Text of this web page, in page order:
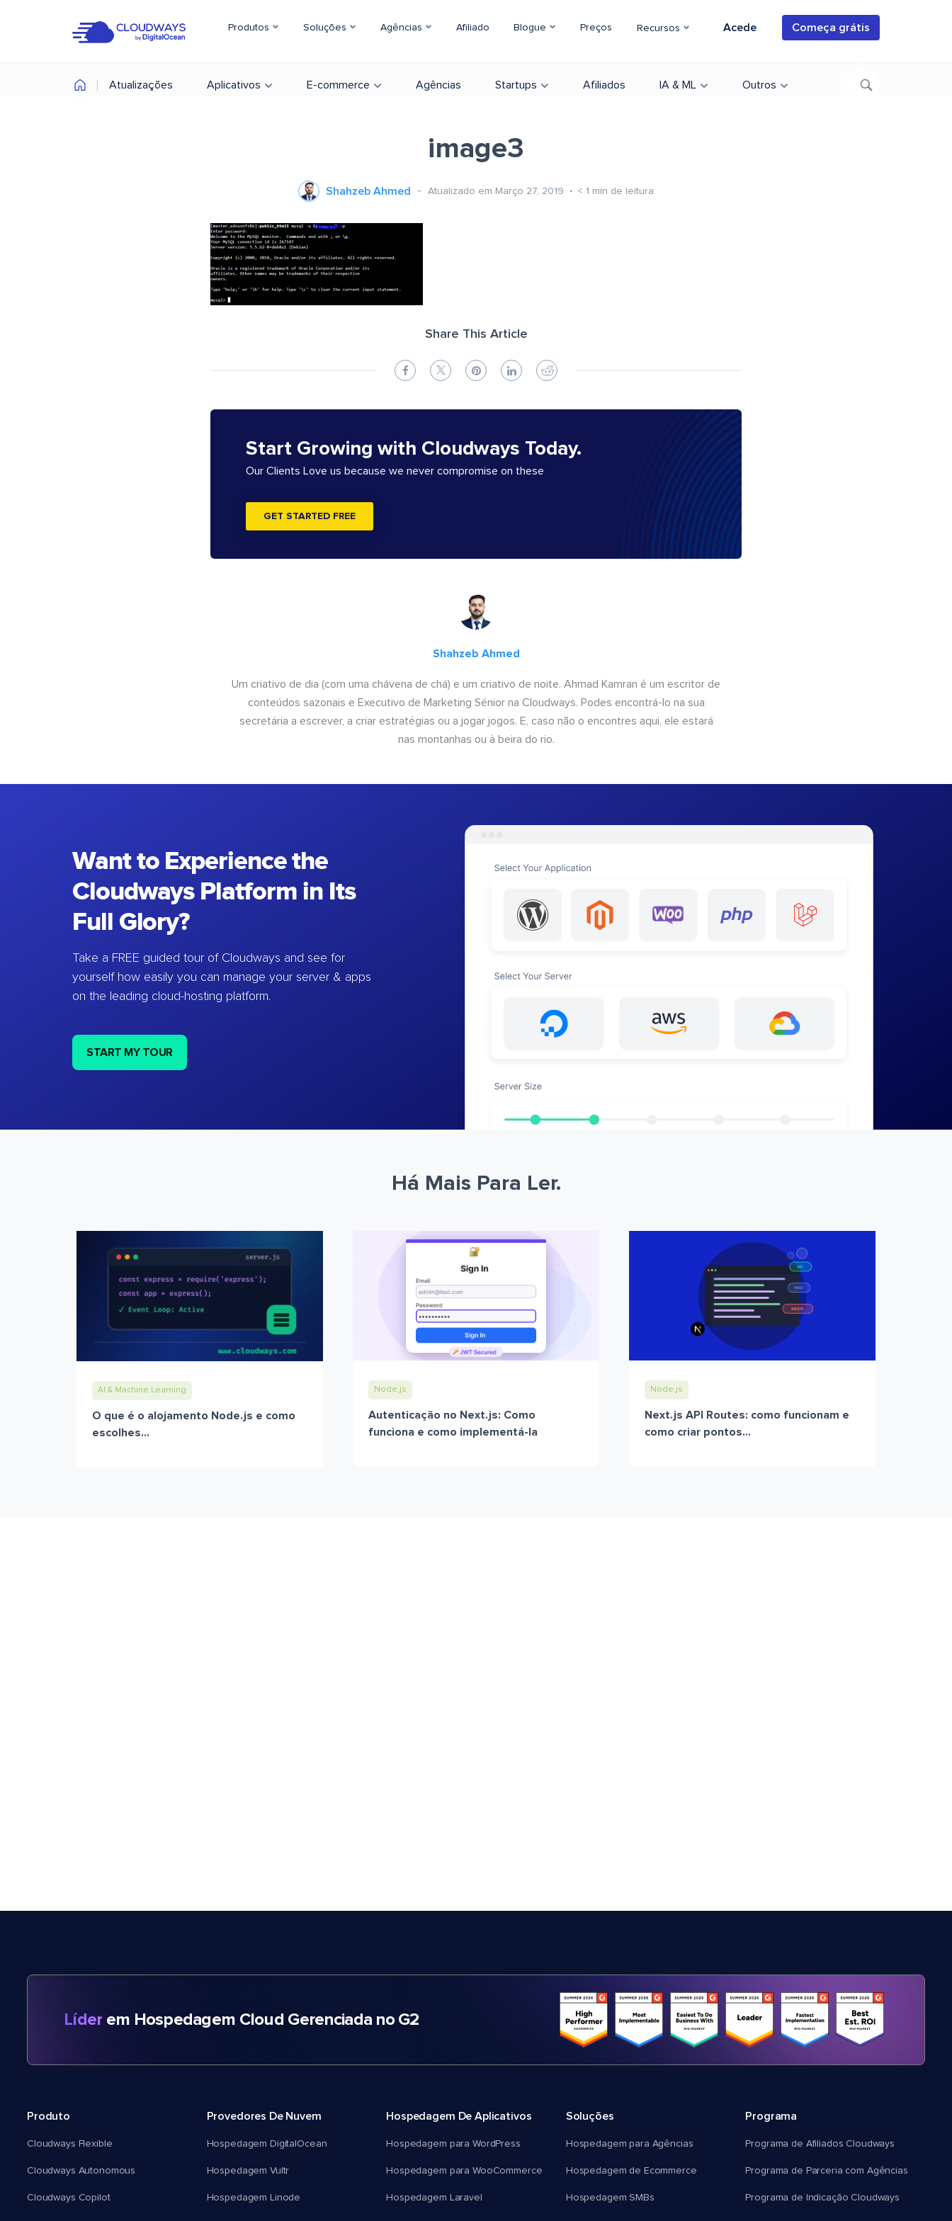
Produtos Soluções Agências Afiliado Blogue Preços Recursos Acede Começa grátis
Atualizações Aplicativos E-commerce Agências Startups Afiliados IA & ML Outros
image3
Shahzeb Ahmed Atualizado em Março 27, 2019 < 1 min de leitura
Share This Article
Start Growing with Cloudways Today.
Our Clients Love us because we never compromise on these
GET STARTED FREE
Shahzeb Ahmed
Um criativo de dia (com uma chávena de chá) e um criativo de noite. Ahmad Kamran é um escritor de
conteúdos sazonais e Executivo de Marketing Sénior na Cloudways. Podes encontrá-lo na sua
secretária a escrever, a criar estratégias ou a jogar jogos. E, caso não o encontres aqui, ele estará
nas montanhas ou à beira do rio.
Want to Experience the
Cloudways Platform in Its
Full Glory?
Take a FREE guided tour of Cloudways and see for
yourself how easily you can manage your server & apps
on the leading cloud-hosting platform.
START MY TOUR
Há Mais Para Ler.
AI & Machine Learning
O que é o alojamento Node.js e como
escolhes...
Node.js
Autenticação no Next.js: Como
funciona e como implementá-la
Node.js
Next.js API Routes: como funcionam e
como criar pontos...
Líder em Hospedagem Cloud Gerenciada no G2
Produto
Cloudways Flexible
Cloudways Autonomous
Cloudways Copilot
Provedores De Nuvem
Hospedagem DigitalOcean
Hospedagem Vultr
Hospedagem Linode
Hospedagem De Aplicativos
Hospedagem para WordPress
Hospedagem para WooCommerce
Hospedagem Laravel
Soluções
Hospedagem para Agências
Hospedagem de Ecommerce
Hospedagem SMBs
Programa
Programa de Afiliados Cloudways
Programa de Parceria com Agências
Programa de Indicação Cloudways